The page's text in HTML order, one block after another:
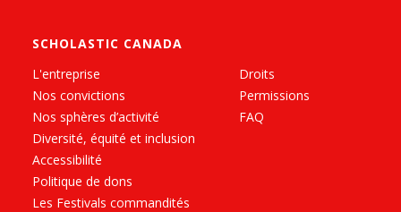
SCHOLASTIC CANADA
L'entreprise
Nos convictions
Nos sphères d’activité
Diversité, équité et inclusion
Accessibilité
Politique de dons
Les Festivals commandités
Droits
Permissions
FAQ